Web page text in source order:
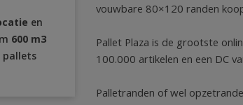
en
600 m3
pallets
vouwbare 80×120 randen
Pallet Plaza is de grootste
100.000 artikelen en een DC
Palletranden of wel